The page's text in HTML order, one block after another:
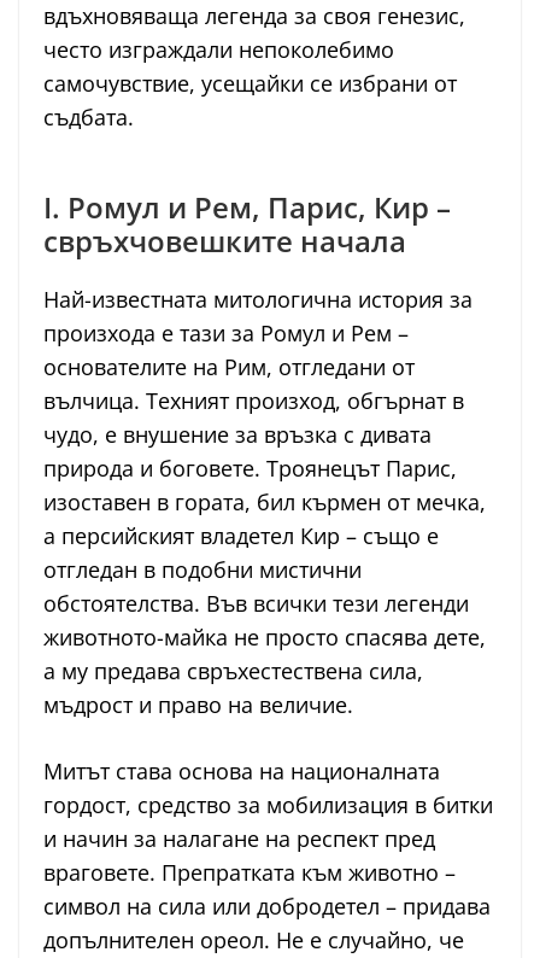
вдъхновяваща легенда за своя генезис,
често изграждали непоколебимо
самочувствие, усещайки се избрани от
съдбата.
I. Ромул и Рем, Парис, Кир –
свръхчовешките начала
Най-известната митологична история за
произхода е тази за Ромул и Рем –
основателите на Рим, отгледани от
вълчица. Техният произход, обгърнат в
чудо, е внушение за връзка с дивата
природа и боговете. Троянецът Парис,
изоставен в гората, бил кърмен от мечка,
а персийският владетел Кир – също е
отгледан в подобни мистични
обстоятелства. Във всички тези легенди
животното-майка не просто спасява дете,
а му предава свръхестествена сила,
мъдрост и право на величие.
Митът става основа на националната
гордост, средство за мобилизация в битки
и начин за налагане на респект пред
враговете. Препратката към животно –
символ на сила или добродетел – придава
допълнителен ореол. Не е случайно, че